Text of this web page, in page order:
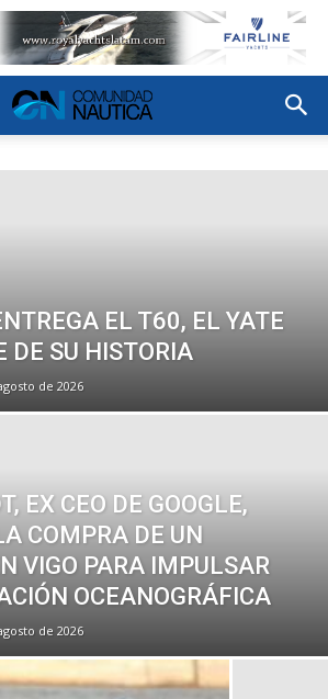
EL T60, EL YATE
DE SU HISTORIA
de 2026
EX CEO DE GOOGLE,
COMPRA DE UN
VIGO PARA IMPULSAR
OCEANOGRÁFICA
de 2026